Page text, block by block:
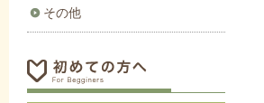
その他